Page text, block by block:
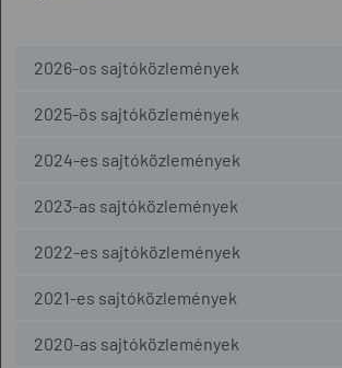
2026-os sajtóközlemények
2025-ös sajtóközlemények
2024-es sajtóközlemények
2023-as sajtóközlemények
2022-es sajtóközlemények
2021-es sajtóközlemények
2020-as sajtóközlemények